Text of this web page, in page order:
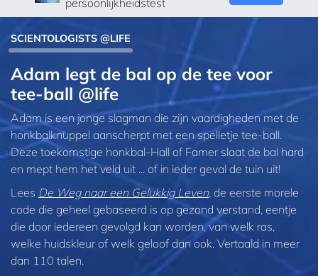
persoonlijkheidstest
SCIENTOLOGISTS @LIFE
Adam legt de bal op de tee voor
tee-ball @life
Adam is een jonge slagman die zijn vaardigheden met de
honkbalknuppel aanscherpt met een spelletje tee-ball.
Deze toekomstige honkbal-Hall of Famer slaat de bal hard
en mept hem het veld uit ... of in ieder geval de tuin uit!
Lees De Weg naar een Gelukkig Leven, de eerste morele
code die geheel gebaseerd is op gezond verstand, eentje
die door iedereen gevolgd kan worden, van welk ras,
welke huidskleur of welk geloof dan ook. Vertaald in meer
dan 110 talen.